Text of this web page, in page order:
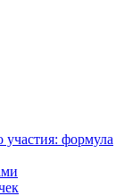
участия: формула